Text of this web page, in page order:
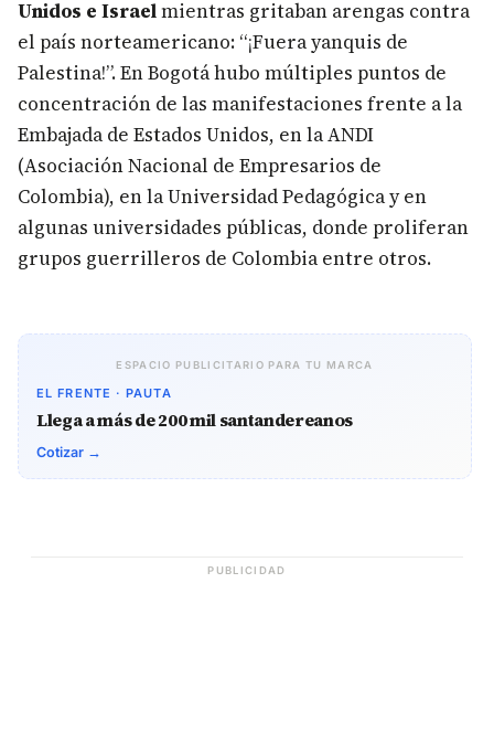
Unidos e Israelmientras gritaban arengas contra
el país norteamericano: “¡Fuera yanquis de
Palestina!”. En Bogotá hubo múltiples puntos de
concentración de las manifestaciones frente a la
Embajada de Estados Unidos, en la ANDI
(Asociación Nacional de Empresarios de
Colombia), en la Universidad Pedagógica y en
algunas universidades públicas, donde proliferan
grupos guerrilleros de Colombia entre otros.
ESPACIO PUBLICITARIO PARA TU MARCA
EL FRENTE · PAUTA
Llega a más de 200 mil santandereanos
Cotizar →
PUBLICIDAD